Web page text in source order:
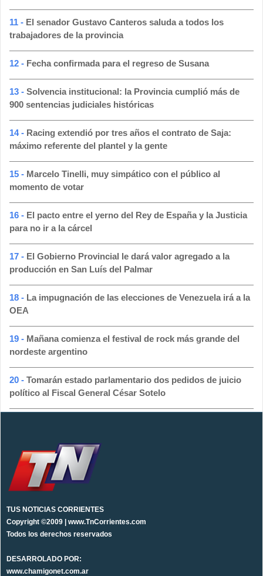
11 - El senador Gustavo Canteros saluda a todos los
trabajadores de la provincia
12 - Fecha confirmada para el regreso de Susana
13 - Solvencia institucional: la Provincia cumplió más de
900 sentencias judiciales históricas
14 - Racing extendió por tres años el contrato de Saja:
máximo referente del plantel y la gente
15 - Marcelo Tinelli, muy simpático con el público al
momento de votar
16 - El pacto entre el yerno del Rey de España y la Justicia
para no ir a la cárcel
17 - El Gobierno Provincial le dará valor agregado a la
producción en San Luís del Palmar
18 - La impugnación de las elecciones de Venezuela irá a la
OEA
19 - Mañana comienza el festival de rock más grande del
nordeste argentino
20 - Tomarán estado parlamentario dos pedidos de juicio
político al Fiscal General César Sotelo
TUS NOTICIAS CORRIENTES
Copyright ©2009 | www.TnCorrientes.com
Todos los derechos reservados
DESARROLADO POR:
www.chamigonet.com.ar